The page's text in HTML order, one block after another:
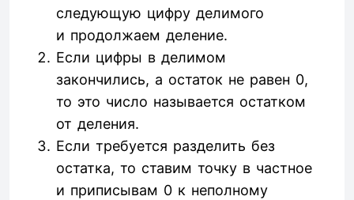
следующую цифру делимого
и продолжаем деление.
Если цифры в делимом
закончились, а остаток не равен 0,
то это число называется остатком
от деления.
Если требуется разделить без
остатка, то ставим точку в частное
и приписывам 0 к неполному